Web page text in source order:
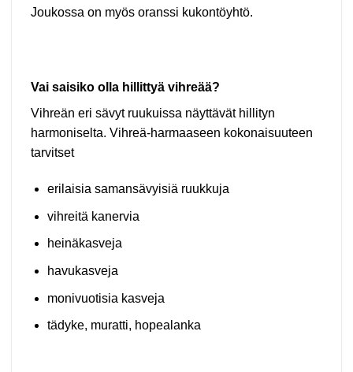
Joukossa on myös oranssi kukontöyhtö.
Vai saisiko olla hillittyä vihreää?
Vihreän eri sävyt ruukuissa näyttävät hillityn
harmoniselta. Vihreä-harmaaseen kokonaisuuteen
tarvitset
erilaisia samansävyisiä ruukkuja
vihreitä kanervia
heinäkasveja
havukasveja
monivuotisia kasveja
tädyke, muratti, hopealanka